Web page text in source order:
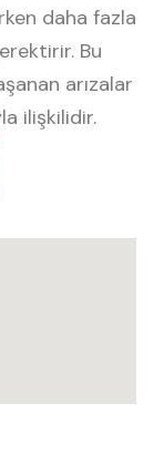
daha fazla
Bu
arızalar
ilişkilidir.